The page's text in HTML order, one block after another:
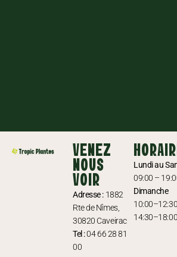
VENEZ
NOUS
VOIR
Adresse :1882
Rte de Nîmes,
30820 Caveirac
Tel :04 66 28 81
00
Lundi au
09:00 –
Dimanche
14:30–18:00